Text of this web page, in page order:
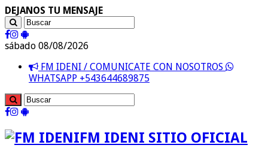
DEJANOS TU MENSAJE
sábado 08/08/2026
FM IDENI / COMUNICATE CON NOSOTROS
WHATSAPP +543644689875
FM IDENI SITIO OFICIAL